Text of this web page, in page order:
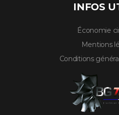
INFOS
Économie
Mentions
Conditions